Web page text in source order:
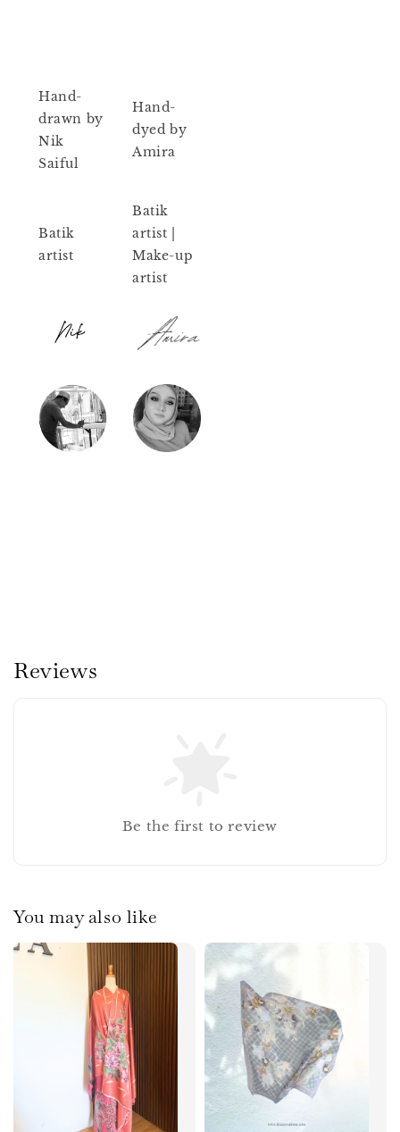
Hand-
drawn by
Nik
Saiful
Hand-
dyed by
Amira
Batik
artist
Batik
artist |
Make-up
artist
Reviews
Be the first to review
You may also like